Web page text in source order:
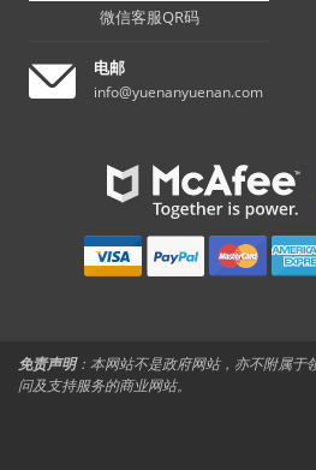
微信客服QR码
电邮
info@yuenanyuenan.com
免责声明：本网站不是政府网站，亦不附属于
问及支持服务的商业网站。